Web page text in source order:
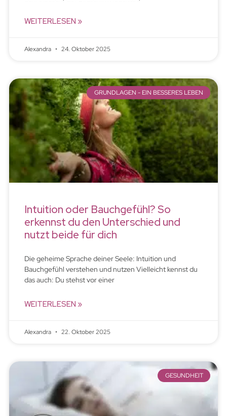
WEITERLESEN »
Alexandra 24. Oktober 2025
GRUNDLAGEN - EIN BESSERES LEBEN
Intuition oder Bauchgefühl? So
erkennst du den Unterschied und
nutzt beide für dich
Die geheime Sprache deiner Seele: Intuition und
Bauchgefühl verstehen und nutzen Vielleicht kennst du
das auch: Du stehst vor einer
WEITERLESEN »
Alexandra 22. Oktober 2025
GESUNDHEIT